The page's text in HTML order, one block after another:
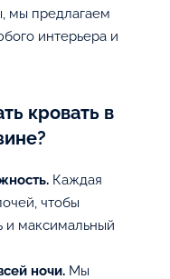
мы предлагаем
интерьера и
кровать в
Каждая
чтобы
и максимальный
ночи. Мы